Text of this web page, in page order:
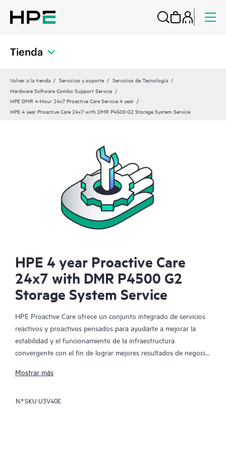
Tienda
Volver a la tienda Servicios y soporte
Servicios de Tecnología
Hardware Software Combo Support Service
HPE DMR 4-Hour 24x7 Proactive Care Service 4 year
HPE 4 year Proactive Care 24x7 with DMR P4500 G2 Storage System Service
HPE 4 year Proactive Care
24x7 with DMR P4500 G2
Storage System Service
HPE Proactive Care ofrece un conjunto integrado de servicios
reactivos y proactivos pensados para ayudarte a mejorar la
estabilidad y el funcionamiento de la infraestructura
convergente con el fin de lograr mejores resultados de negocio.
componentes deben trabajar en conjunto y de manera
para dar soporte a los dispositivos presentes en estos
Mostrar más
N.º SKU U3V40E